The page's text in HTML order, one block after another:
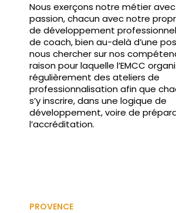
Nous exerçons notre métier
passion, chacun avec notre
de développement
de coach, bien au-delà d’une
nous chercher sur nos
raison pour laquelle l’EMCC
régulièrement des ateliers de
professionnalisation afin que
s’y inscrire, dans une logique de
développement, voire de
l’accréditation.
PROVENCE